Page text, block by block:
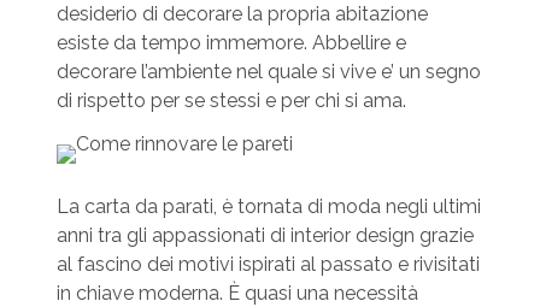
desiderio di decorare la propria abitazione
esiste da tempo immemore. Abbellire e
decorare l’ambiente nel quale si vive e’ un segno
di rispetto per se stessi e per chi si ama.
La carta da parati, è tornata di moda negli ultimi
anni tra gli appassionati di interior design grazie
al fascino dei motivi ispirati al passato e rivisitati
in chiave moderna. È quasi una necessità